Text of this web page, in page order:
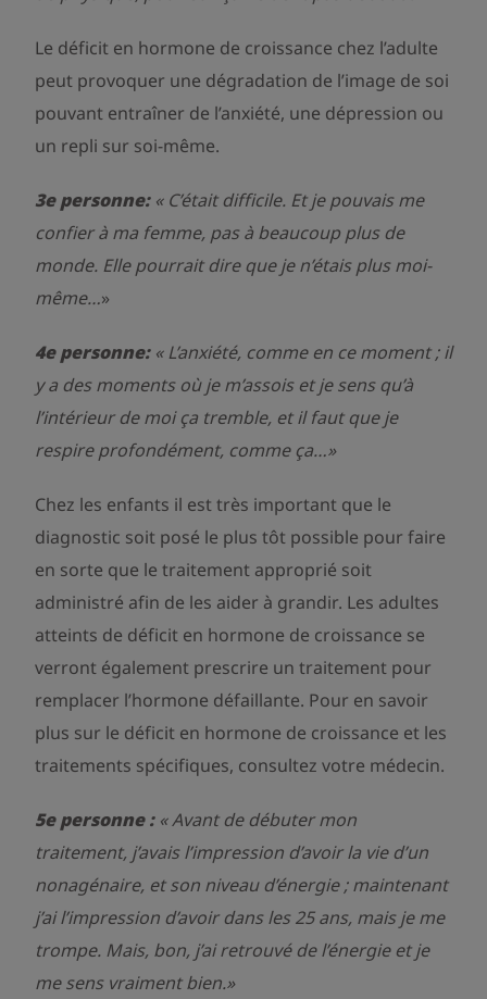
Le déficit en hormone de croissance chez l’adulte
peut provoquer une dégradation de l’image de soi
pouvant entraîner de l’anxiété, une dépression ou
un repli sur soi-même.
3e personne:« C’était difficile. Et je pouvais me
confier à ma femme, pas à beaucoup plus de
monde. Elle pourrait dire que je n’étais plus moi-
même…»
4e personne: « L’anxiété, comme en ce moment ; il
y a des moments où je m’assois et je sens qu’à
l’intérieur de moi ça tremble, et il faut que je
respire profondément, comme ça…»
Chez les enfants il est très important que le
diagnostic soit posé le plus tôt possible pour faire
en sorte que le traitement approprié soit
administré afin de les aider à grandir. Les adultes
atteints de déficit en hormone de croissance se
verront également prescrire un traitement pour
remplacer l’hormone défaillante. Pour en savoir
plus sur le déficit en hormone de croissance et les
traitements spécifiques, consultez votre médecin.
5e personne : «Avant de débuter mon
traitement, j’avais l’impression d’avoir la vie d’un
nonagénaire, et son niveau d’énergie ; maintenant
j’ai l’impression d’avoir dans les 25 ans, mais je me
trompe. Mais, bon, j’ai retrouvé de l’énergie et je
me sens vraiment bien.»